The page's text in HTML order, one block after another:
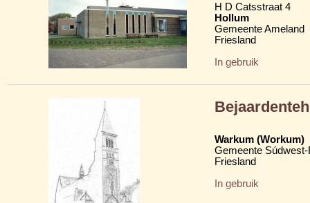
H D Catsstraat 4
Hollum
Gemeente Ameland
Friesland
In gebruik
Warkum (Workum)
Gemeente
Friesland
In gebruik